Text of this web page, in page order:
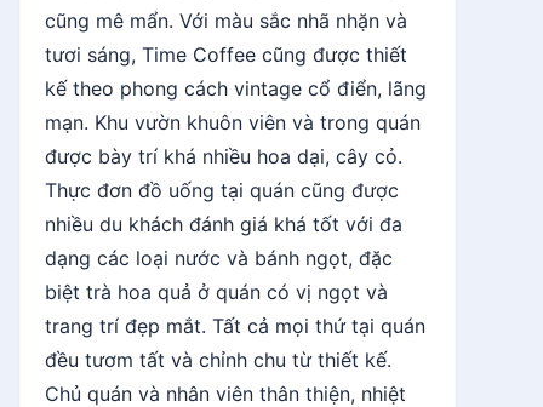
cũng mê mẩn. Với màu sắc nhã nhặn và
tươi sáng, Time Coffee cũng được thiết
kế theo phong cách vintage cổ điển, lãng
mạn. Khu vườn khuôn viên và trong quán
được bày trí khá nhiều hoa dại, cây cỏ.
Thực đơn đồ uống tại quán cũng được
nhiều du khách đánh giá khá tốt với đa
dạng các loại nước và bánh ngọt, đặc
biệt trà hoa quả ở quán có vị ngọt và
trang trí đẹp mắt. Tất cả mọi thứ tại quán
đều tươm tất và chỉnh chu từ thiết kế.
Chủ quán và nhân viên thân thiện, nhiệt